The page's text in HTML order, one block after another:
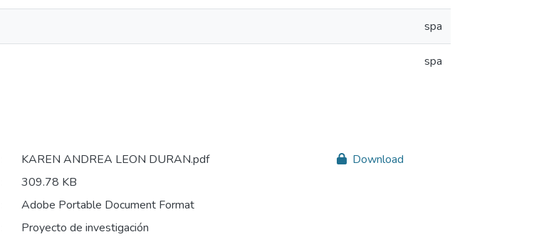
spa
spa
KAREN ANDREA LEON DURAN.pdf
309.78 KB
Adobe Portable Document Format
Proyecto de investigación
Download